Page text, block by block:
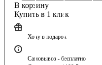
В корзину
Купить в 1 клик
Хочу в подарок
Самовывоз - бесплатно